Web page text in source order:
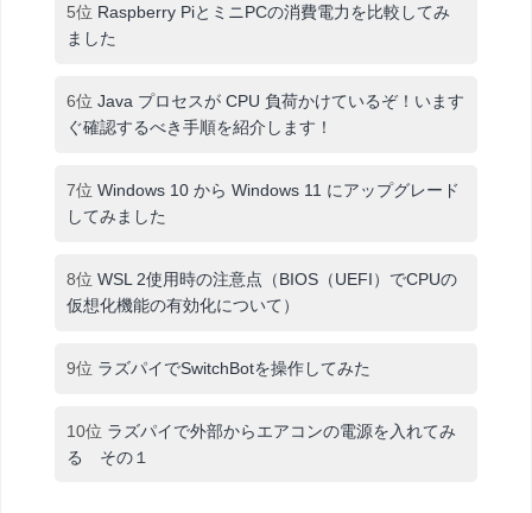
5位 Raspberry PiとミニPCの消費電力を比較してみ
ました
6位 Java プロセスが CPU 負荷かけているぞ！います
ぐ確認するべき手順を紹介します！
7位 Windows 10 から Windows 11 にアップグレード
してみました
8位 WSL 2使用時の注意点（BIOS（UEFI）でCPUの
仮想化機能の有効化について）
9位 ラズパイでSwitchBotを操作してみた
10位 ラズパイで外部からエアコンの電源を入れてみ
る その１